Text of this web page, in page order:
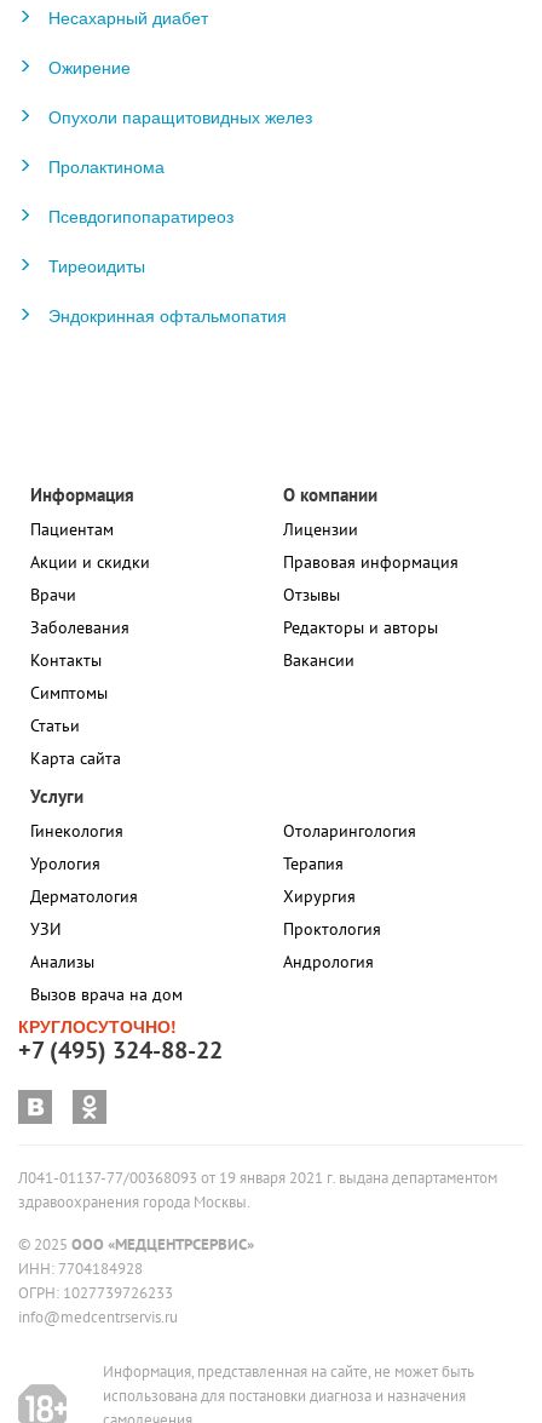
Несахарный диабет
Ожирение
Опухоли паращитовидных желез
Пролактинома
Псевдогипопаратиреоз
Тиреоидиты
Эндокринная офтальмопатия
Информация
Пациентам
Акции и скидки
Врачи
Заболевания
Контакты
Симптомы
Статьи
Карта сайта
О компании
Лицензии
Правовая информация
Отзывы
Редакторы и авторы
Вакансии
Услуги
Гинекология
Урология
Дерматология
УЗИ
Анализы
Вызов врача на дом
Отоларингология
Терапия
Хирургия
Проктология
Андрология
КРУГЛОСУТОЧНО!
+7 (495) 324-88-22
Л041-01137-77/00368093 от 19 января 2021 г. выдана департаментом
здравоохранения города Москвы.
© 2025 ООО «МЕДЦЕНТРСЕРВИС»
ИНН: 7704184928
ОГРН: 1027739726233
info@medcentrservis.ru
Информация, представленная на сайте, не может быть
использована для постановки диагноза и назначения